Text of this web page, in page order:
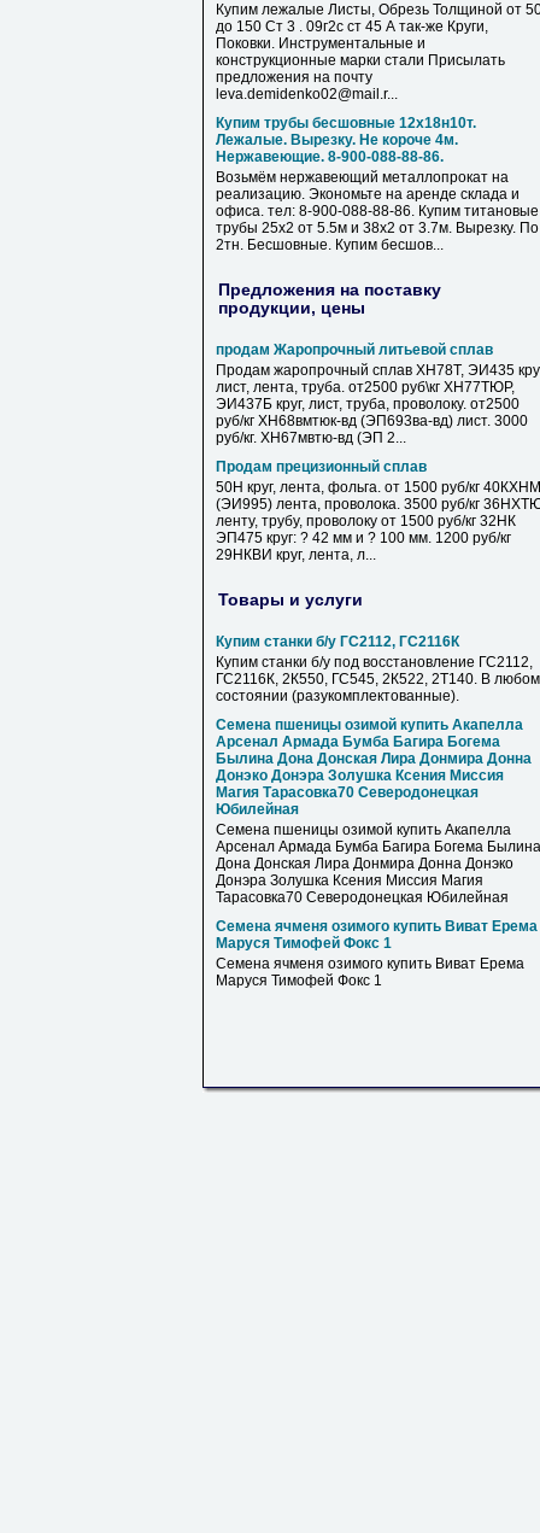
Купим лежалые Листы, Обрезь Толщиной от
до 150 Ст 3 . 09г2с ст 45 А так-же Круги,
Поковки. Инструментальные и
конструкционные марки стали Присылать
предложения на почту
leva.demidenko02@mail.r...
Купим трубы бесшовные 12х18н10т.
Лежалые. Вырезку. Не короче 4м.
Нержавеющие. 8-900-088-88-86.
Возьмём нержавеющий металлопрокат на
реализацию. Экономьте на аренде склада и
офиса. тел: 8-900-088-88-86. Купим титановые
трубы 25х2 от 5.5м и 38х2 от 3.7м. Вырезку. По
2тн. Бесшовные. Купим бесшов...
Предложения на поставку
продукции, цены
продам Жаропрочный литьевой сплав
Продам жаропрочный сплав ХН78Т, ЭИ435
лист, лента, труба. от2500 руб\кг ХН77ТЮР,
ЭИ437Б круг, лист, труба, проволоку. от2500
руб/кг ХН68вмтюк-вд (ЭП693ва-вд) лист. 3000
руб/кг. ХН67мвтю-вд (ЭП 2...
Продам прецизионный сплав
50Н круг, лента, фольга. от 1500 руб/кг 40КХНМ
(ЭИ995) лента, проволока. 3500 руб/кг
ленту, трубу, проволоку от 1500 руб/кг 32НК
ЭП475 круг: ? 42 мм и ? 100 мм. 1200 руб/кг
29НКВИ круг, лента, л...
Товары и услуги
Купим станки б/у ГС2112, ГС2116К
Купим станки б/у под восстановление ГС2112,
ГС2116К, 2К550, ГС545, 2К522, 2Т140. В любом
состоянии (разукомплектованные).
Семена пшеницы озимой купить Акапелла
Арсенал Армада Бумба Багира Богема
Былина Дона Донская Лира Донмира Донна
Донэко Донэра Золушка Ксения Миссия
Магия Тарасовка70 Северодонецкая
Юбилейная
Семена пшеницы озимой купить Акапелла
Арсенал Армада Бумба Багира Богема Былина
Дона Донская Лира Донмира Донна Донэко
Донэра Золушка Ксения Миссия Магия
Тарасовка70 Северодонецкая Юбилейная
Семена ячменя озимого купить Виват Ерема
Маруся Тимофей Фокс 1
Семена ячменя озимого купить Виват Ерема
Маруся Тимофей Фокс 1